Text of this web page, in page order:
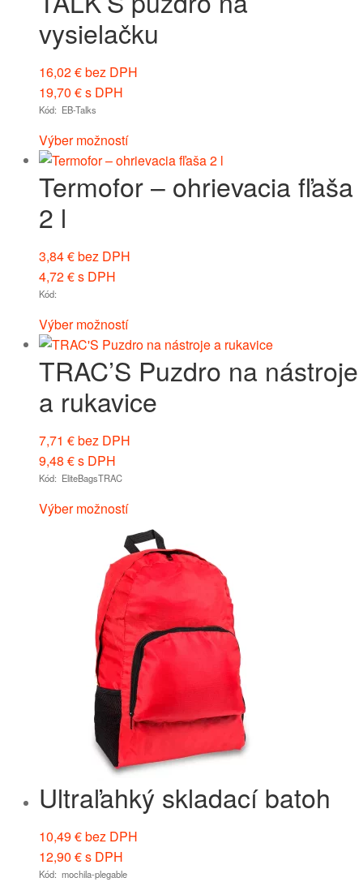
vysielačku
16,02€bez DPH
19,70 €s DPH
Kód: EB-Talks
Výber možností
Termofor – ohrievacia fľaša
2 l
3,84€bez DPH
4,72€s DPH
Kód:
Výber možností
TRAC’S Puzdro na nástroje
a rukavice
7,71 €bez DPH
9,48 €s DPH
Kód: EliteBagsTRAC
Výber možností
Ultraľahký skladací batoh
10,49€bez DPH
12,90 €s DPH
Kód: mochila-plegable